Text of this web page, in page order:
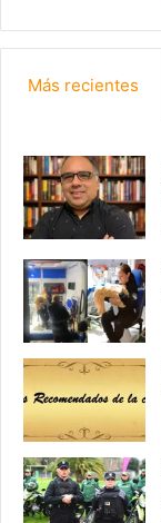
Más recientes